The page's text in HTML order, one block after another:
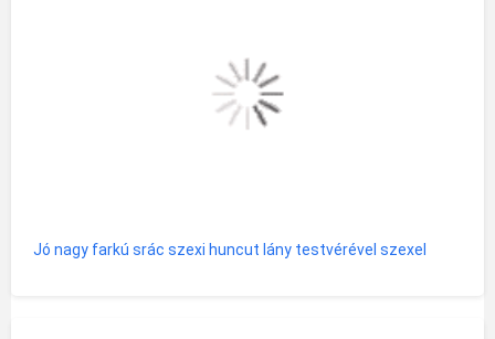
Jó nagy farkú srác szexi huncut lány testvérével szexel